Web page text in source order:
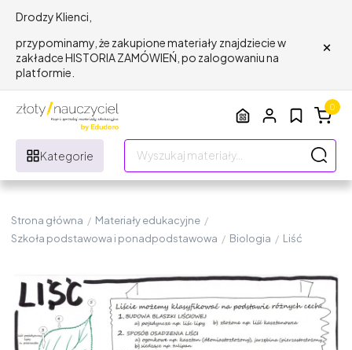
Drodzy Klienci,
przypominamy, że zakupione materiały znajdziecie w
zakładce HISTORIA ZAMÓWIEŃ, po zalogowaniu na
platformie.
×
Kategorie
0
Strona główna / Materiały edukacyjne /
Szkoła podstawowa i ponadpodstawowa / Biologia / Liść